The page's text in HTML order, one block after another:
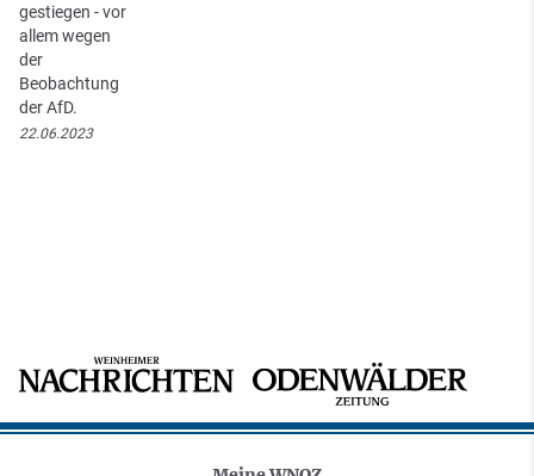
gestiegen - vor
allem wegen
der
Beobachtung
der AfD.
22.06.2023